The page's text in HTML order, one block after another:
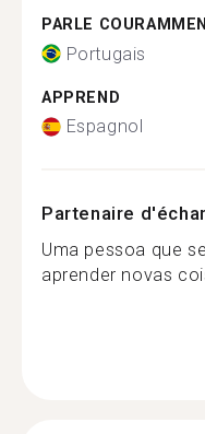
PARLE
Portugais
APPREND
Espagnol
Partenaire
Uma pessoa que
aprender novas